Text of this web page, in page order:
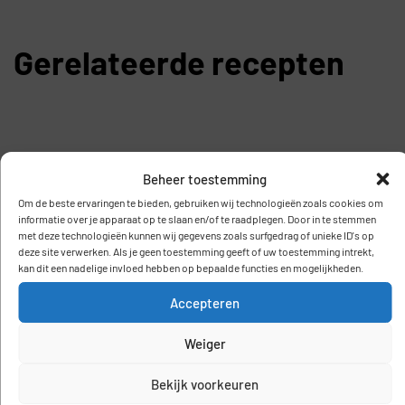
Beheer toestemming
Om de beste ervaringen te bieden, gebruiken wij technologieën zoals cookies om
informatie over je apparaat op te slaan en/of te raadplegen. Door in te stemmen
met deze technologieën kunnen wij gegevens zoals surfgedrag of unieke ID's op
deze site verwerken. Als je geen toestemming geeft of uw toestemming intrekt,
kan dit een nadelige invloed hebben op bepaalde functies en mogelijkheden.
Accepteren
Weiger
Bekijk voorkeuren
Gerelateerde recepten
Low
Low
FODMAP
koffie
oats
Kerriesoep
proof)